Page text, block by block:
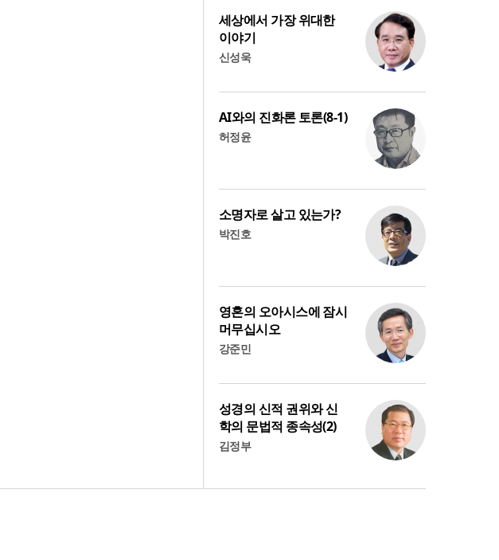
세상에서 가장 위대한
이야기
신성욱
AI와의 진화론 토론(8-1)
허정윤
소명자로 살고 있는가?
박진호
영혼의 오아시스에 잠시
머무십시오
강준민
성경의 신적 권위와 신
학의 문법적 종속성(2)
김정부